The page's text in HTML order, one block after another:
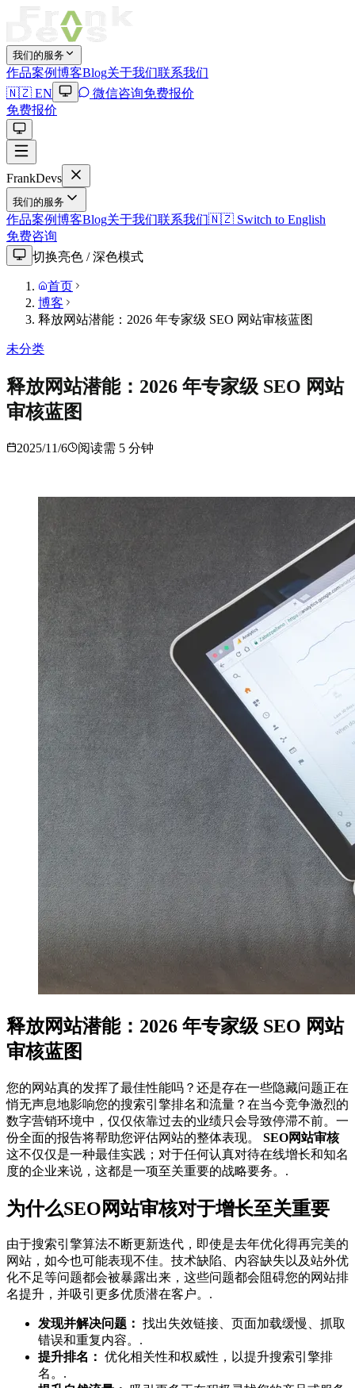
我们的服务
作品案例博客Blog关于我们联系我们
🇳🇿 EN
微信咨询免费报价
免费报价
FrankDevs
我们的服务
作品案例博客Blog关于我们联系我们🇳🇿 Switch to English
免费咨询
切换亮色 / 深色模式
首页
博客
释放网站潜能：2026 年专家级 SEO 网站审核蓝图
未分类
释放网站潜能：2026 年专家级 SEO 网站
审核蓝图
2025/11/6 阅读需 5 分钟
释放网站潜能：2026 年专家级 SEO 网站
审核蓝图
您的网站真的发挥了最佳性能吗？还是存在一些隐藏问题正在
悄无声息地影响您的搜索引擎排名和流量？在当今竞争激烈的
数字营销环境中，仅仅依靠过去的业绩只会导致停滞不前。一
份全面的报告将帮助您评估网站的整体表现。 SEO网站审核
这不仅仅是一种最佳实践；对于任何认真对待在线增长和知名
度的企业来说，这都是一项至关重要的战略要务。.
为什么SEO网站审核对于增长至关重要
由于搜索引擎算法不断更新迭代，即使是去年优化得再完美的
网站，如今也可能表现不佳。技术缺陷、内容缺失以及站外优
化不足等问题都会被暴露出来，这些问题都会阻碍您的网站排
名提升，并吸引更多优质潜在客户。.
发现并解决问题： 找出失效链接、页面加载缓慢、抓取
错误和重复内容。.
提升排名： 优化相关性和权威性，以提升搜索引擎排
名。.